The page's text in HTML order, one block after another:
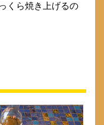
くら焼き上げるの